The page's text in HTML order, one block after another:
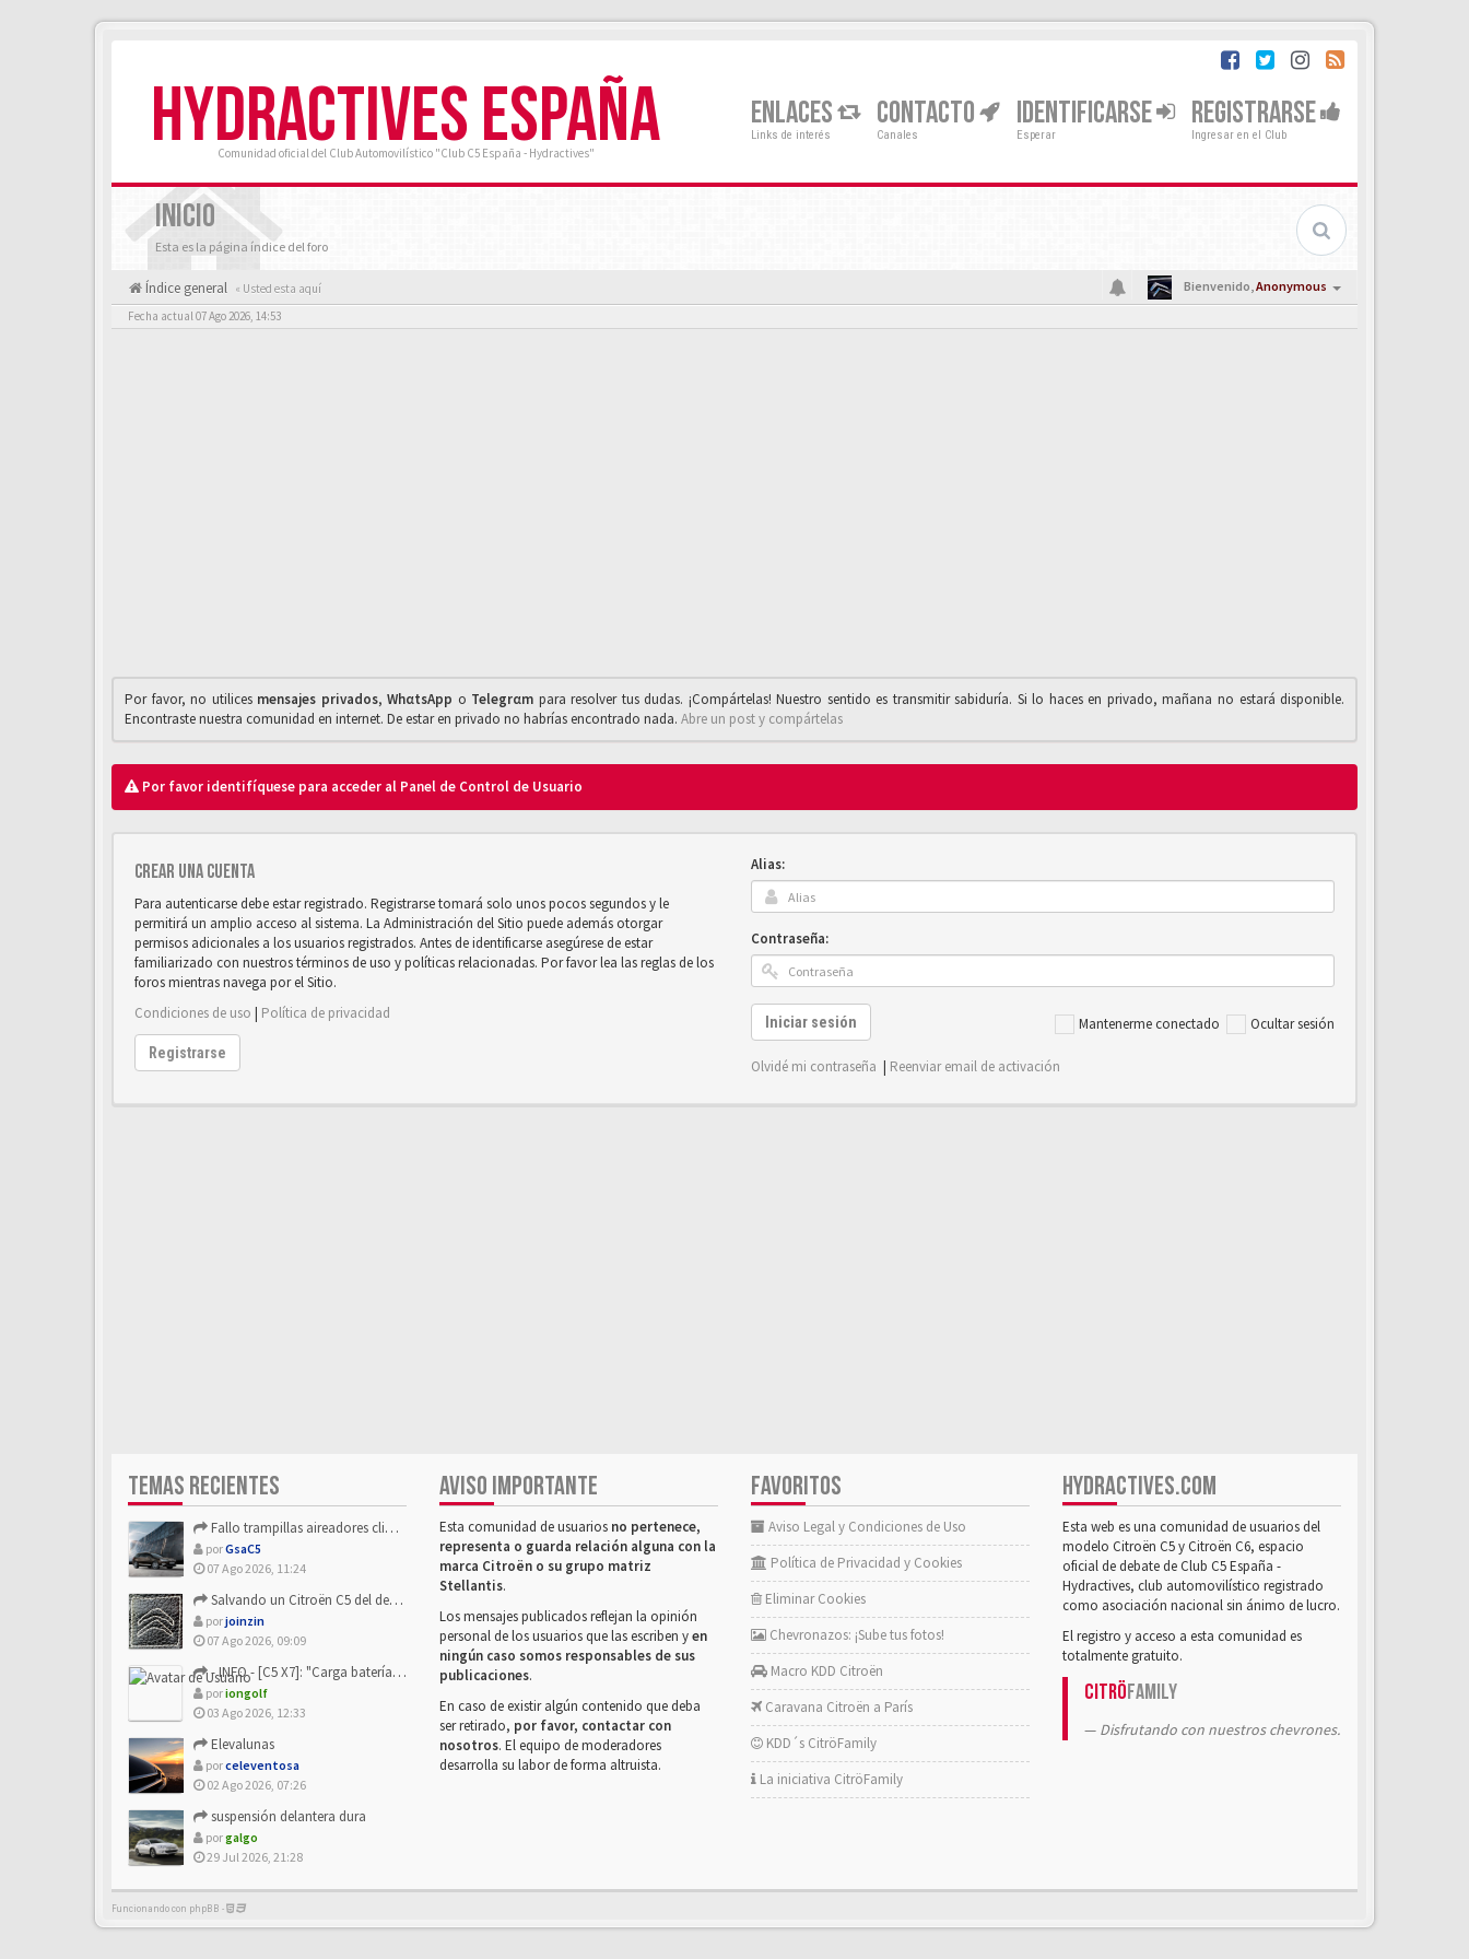
HYDRACTIVES ESPAÑA
Comunidad oficial del Club Automovilístico "Club C5 España - Hydractives"
ENLACES
Links de interés
CONTACTO
Canales
IDENTIFICARSE
Esperar
REGISTRARSE
Ingresar en el Club
INICIO
Esta es la página índice del foro
Índice general « Usted esta aquí Bienvenido,Anonymous
Fecha actual 07 Ago 2026, 14:53
Por favor, no utilices mensajes privados,WhαtsApp o Telegrαm para resolver tus dudas. ¡Compártelas! Nuestro sentido es transmitir sabiduría. Si lo haces en privado, mañana no estará disponible.
Encontraste nuestra comunidad en internet. De estar en privado no habrías encontrado nada. Abre un post y compártelas
Por favor identifíquese para acceder al Panel de Control de Usuario
Crear una cuenta
Para autenticarse debe estar registrado. Registrarse tomará solo unos pocos segundos y le
permitirá un amplio acceso al sistema. La Administración del Sitio puede además otorgar
permisos adicionales a los usuarios registrados. Antes de identificarse asegúrese de estar
familiarizado con nuestros términos de uso y políticas relacionadas. Por favor lea las reglas de los
foros mientras navega por el Sitio.
Condiciones de uso | Política de privacidad
Registrarse
Alias:
Contraseña:
Mantenerme conectado Ocultar sesión
Iniciar sesión
Olvidé mi contraseña | Reenviar email de activación
TEMAS RECIENTES
Fallo trampillas aireadores climatizador
porGsaC5
07 Ago 2026, 11:24
Salvando un Citroën C5 del desguace: Presentación y seguimiento
porjoinzin
07 Ago 2026, 09:09
- INFO - [C5 X7]: "Carga batería o alimentación eléctri...
poriongolf
03 Ago 2026, 12:33
Elevalunas
porceleventosa
02 Ago 2026, 07:26
suspensión delantera dura
porgalgo
29 Jul 2026, 21:28
AVISO IMPORTANTE
Esta comunidad de usuarios no pertenece,
representa o guarda relación alguna con la
marca Citroën o su grupo matriz
Stellantis.
Los mensajes publicados reflejan la opinión
personal de los usuarios que las escriben yen
ningún caso somos responsables de sus
publicaciones.
En caso de existir algún contenido que deba
ser retirado, por favor, contactar con
nosotros. El equipo de moderadores
desarrolla su labor de forma altruista.
FAVORITOS
Aviso Legal y Condiciones de Uso
Política de Privacidad y Cookies
Eliminar Cookies
Chevronazos: ¡Sube tus fotos!
Macro KDD Citroën
Caravana Citroën a París
KDD´s CitröFamily
La iniciativa CitröFamily
HYDRACTIVES.COM
Esta web es una comunidad de usuarios del
modelo Citroën C5 y Citroën C6, espacio
oficial de debate de Club C5 España -
Hydractives, club automovilístico registrado
como asociación nacional sin ánimo de lucro.
El registro y acceso a esta comunidad es
totalmente gratuito.
CitröFamily
Disfrutando con nuestros chevrones.
Funcionando con phpBB -